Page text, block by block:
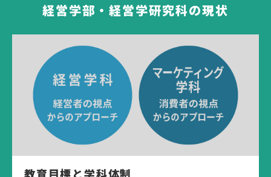
経営学部・経営学研究科の現状
教育目標と学科体制